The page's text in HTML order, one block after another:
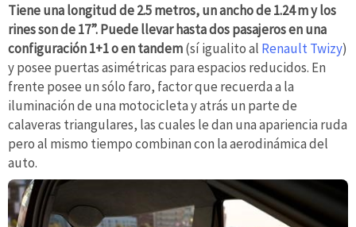
Tiene una longitud de 2.5 metros, un ancho de 1.24 m y los
rines son de 17”. Puede llevar hasta dos pasajeros en una
configuración 1+1 o en tandem(sí igualito al Renault Twizy)
y posee puertas asimétricas para espacios reducidos. En
frente posee un sólo faro, factor que recuerda a la
iluminación de una motocicleta y atrás un parte de
calaveras triangulares, las cuales le dan una apariencia ruda
pero al mismo tiempo combinan con la aerodinámica del
auto.